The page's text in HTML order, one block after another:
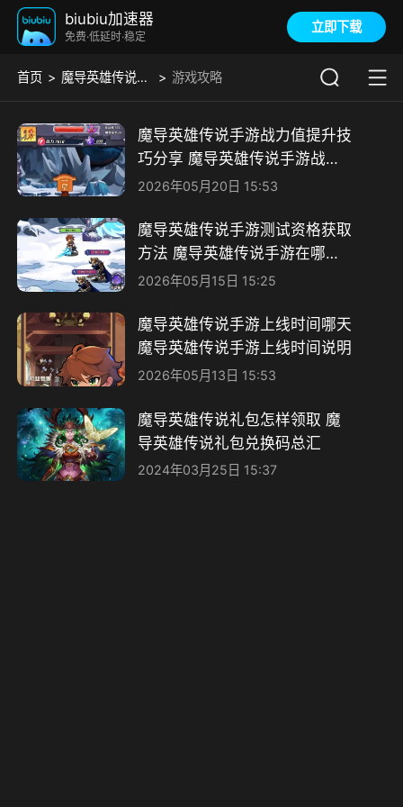
biubiu加速器
免费·低延时·稳定
立即下载
首页 魔导英雄传说手游版01 游戏攻略
魔导英雄传说手游战力值提升技
巧分享 魔导英雄传说手游战力
提升攻略
2026年05月20日 15:53
魔导英雄传说手游测试资格获取
方法 魔导英雄传说手游在哪可
以玩
2026年05月15日 15:25
魔导英雄传说手游上线时间哪天
魔导英雄传说手游上线时间说明
2026年05月13日 15:53
魔导英雄传说礼包怎样领取 魔
导英雄传说礼包兑换码总汇
2024年03月25日 15:37